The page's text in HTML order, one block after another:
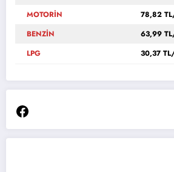
MOTORİN
78,82
BENZİN
63,99
LPG
30,37
Facebook